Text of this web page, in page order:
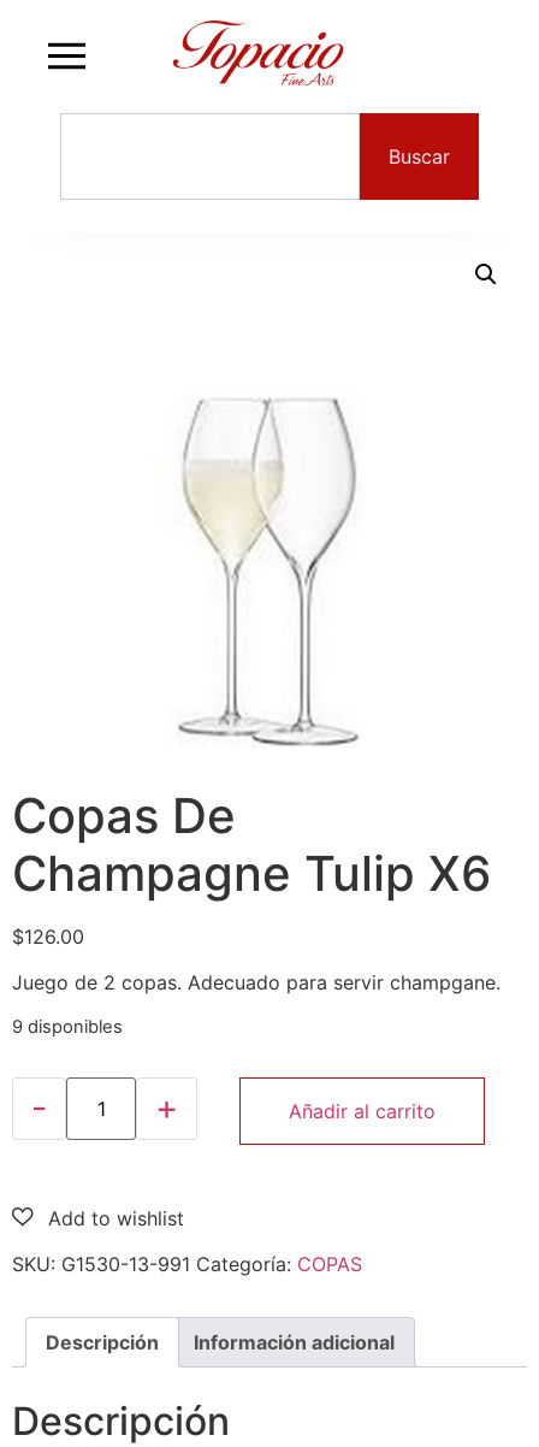
Buscar
Copas De
Champagne Tulip X6
$126.00
Juego de 2 copas. Adecuado para servir champgane.
9 disponibles
Añadir al carrito
SKU: G1530-13-991 Categoría: COPAS
Descripción Información adicional
Descripción